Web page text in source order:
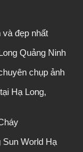
và đẹp nhất
Quảng Ninh
chụp ảnh
Hạ Long,
World Hạ